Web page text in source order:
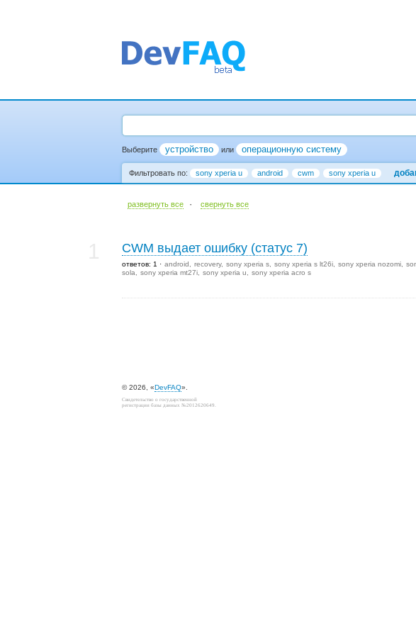
Выберите устройство или операционную систему
Фильтровать по: sony xperia u android cwm sony xperia u
развернуть все · cвернуть все
CWM выдает ошибку (статус 7)
ответов: 1 android recovery sony xperia s sony xperia s lt26i sony xperia nozomi
sola
sony xperia mt27i sony xperia u sony xperia acro s
© 2026, «DevFAQ».
Свидетельство о государственной
регистрации базы данных №2012620649.